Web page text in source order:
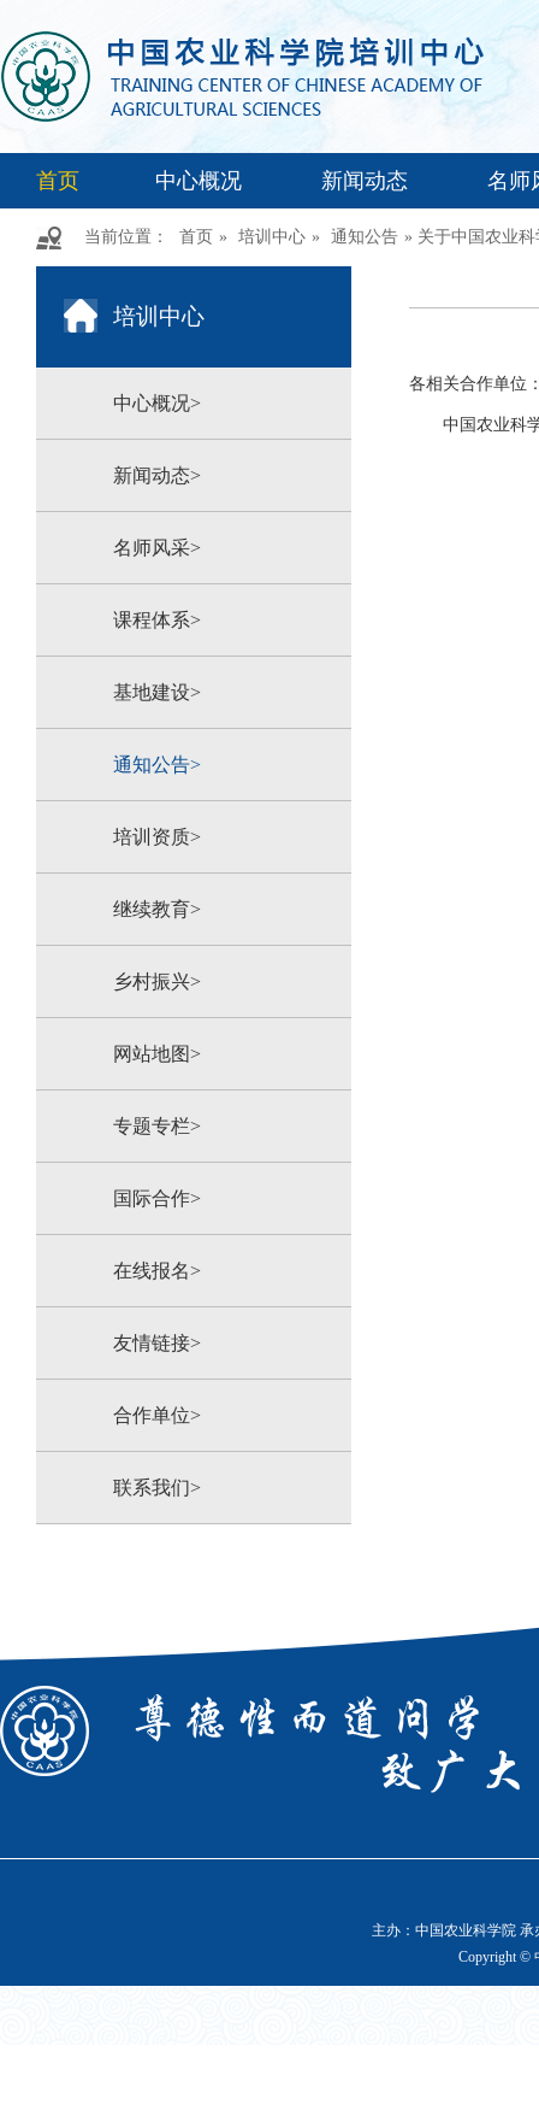
首页 中心概况 新闻动态 名师
当前位置： 首页 » 培训中心 » 通知公告 » 关于中国农业
培训中心
中心概况>
新闻动态>
名师风采>
课程体系>
基地建设>
通知公告>
培训资质>
继续教育>
乡村振兴>
网站地图>
专题专栏>
国际合作>
在线报名>
友情链接>
合作单位>
联系我们>
各相关合作单位
中国农业科学
主办：中国农业科学院
Copyright ©